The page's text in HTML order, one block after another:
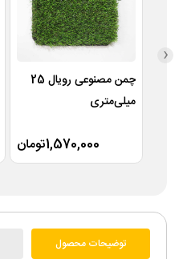
چمن مصنوعی رویال 25
میلی‌متری
1,570,000تومان
‹
توضیحات محصول